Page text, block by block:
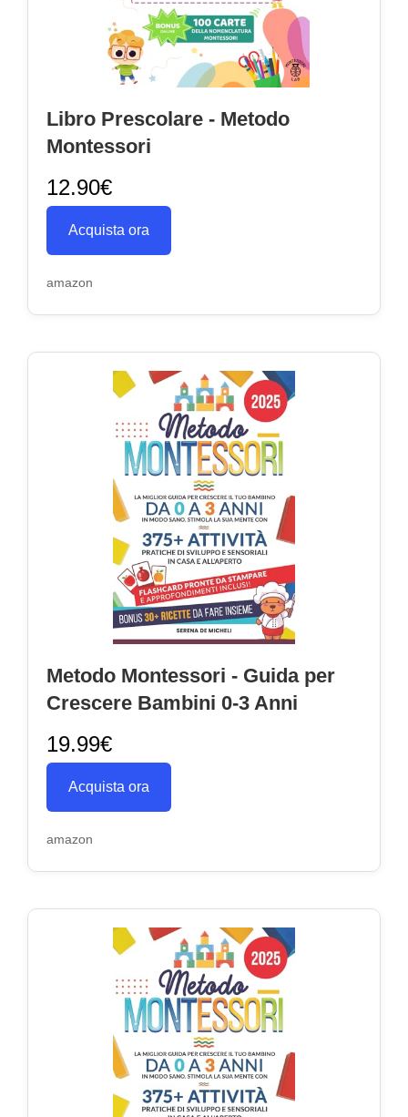
Libro Prescolare - Metodo
Montessori
12.90€
Acquista ora
amazon
Metodo Montessori - Guida per
Crescere Bambini 0-3 Anni
19.99€
Acquista ora
amazon